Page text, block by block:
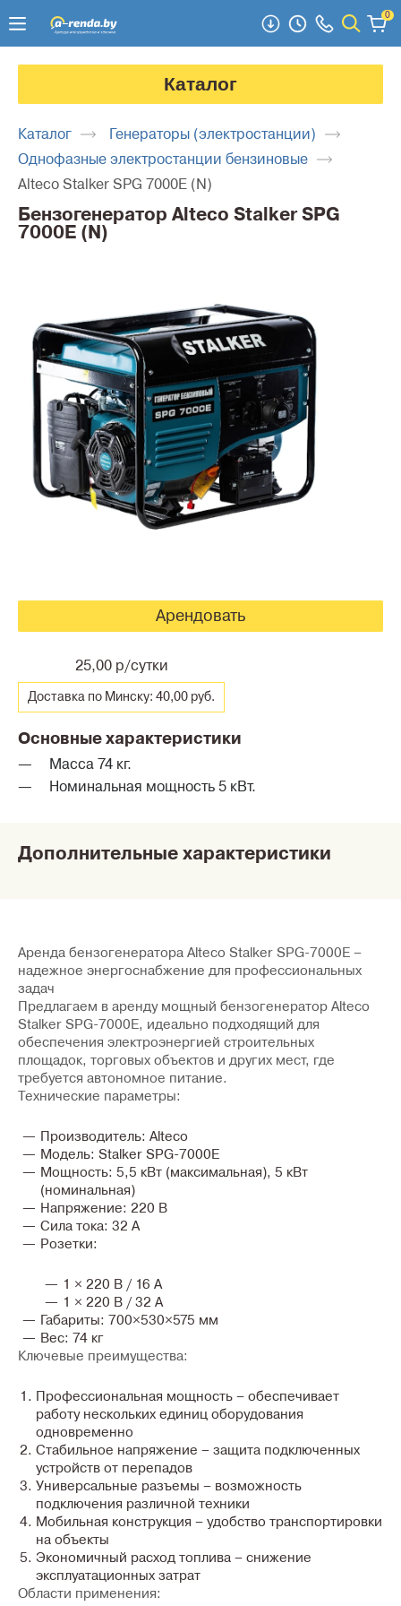
0
Каталог
Каталог
Генераторы (электростанции)
Однофазные электростанции бензиновые
Alteco Stalker SPG 7000E (N)
Бензогенератор Alteco Stalker SPG
7000E (N)
Арендовать
25,00 р/сутки
Доставка по Минску: 40,00 руб.
Основные характеристики
Масса 74 кг.
Номинальная мощность 5 кВт.
Дополнительные характеристики
Аренда бензогенератора Alteco Stalker SPG-7000E –
надежное энергоснабжение для профессиональных
задач
Предлагаем в аренду мощный бензогенератор Alteco
Stalker SPG-7000E, идеально подходящий для
обеспечения электроэнергией строительных
площадок, торговых объектов и других мест, где
требуется автономное питание.
Технические параметры:
Производитель: Alteco
Модель: Stalker SPG-7000E
Мощность: 5,5 кВт (максимальная), 5 кВт
(номинальная)
Напряжение: 220 В
Сила тока: 32 А
Розетки:
1 × 220 В / 16 А
1 × 220 В / 32 А
Габариты: 700×530×575 мм
Вес: 74 кг
Ключевые преимущества:
Профессиональная мощность – обеспечивает
работу нескольких единиц оборудования
одновременно
Стабильное напряжение – защита подключенных
устройств от перепадов
Универсальные разъемы – возможность
подключения различной техники
Мобильная конструкция – удобство транспортировки
на объекты
Экономичный расход топлива – снижение
эксплуатационных затрат
Области применения: